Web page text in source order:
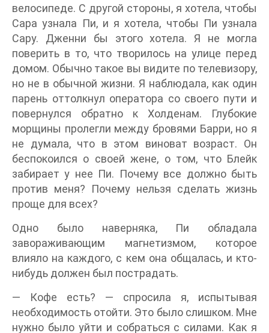
велосипеде. С другой стороны, я хотела, чтобы
Сара узнала Пи, и я хотела, чтобы Пи узнала
Сару. Дженни бы этого хотела. Я не могла
поверить в то, что творилось на улице перед
домом. Обычно такое вы видите по телевизору,
но не в обычной жизни. Я наблюдала, как один
парень оттолкнул оператора со своего пути и
повернулся обратно к Холденам. Глубокие
морщины пролегли между бровями Барри, но я
не думала, что в этом виноват возраст. Он
беспокоился о своей жене, о том, что Блейк
забирает у нее Пи. Почему все должно быть
против меня? Почему нельзя сделать жизнь
проще для всех?
Одно было наверняка, Пи обладала
завораживающим магнетизмом, которое
влияло на каждого, с кем она общалась, и кто-
нибудь должен был пострадать.
— Кофе есть? — спросила я, испытывая
необходимость отойти. Это было слишком. Мне
нужно было уйти и собраться с силами. Как я